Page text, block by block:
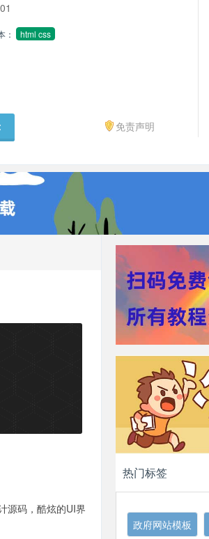
：
html css
免责声明
源码，酷炫的UI界
热门标签
政府网站模板